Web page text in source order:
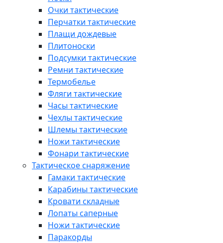
Очки тактические
Перчатки тактические
Плащи дождевые
Плитоноски
Подсумки тактические
Ремни тактические
Термобелье
Фляги тактические
Часы тактические
Чехлы тактические
Шлемы тактические
Ножи тактические
Фонари тактические
Тактическое снаряжение
Гамаки тактические
Карабины тактические
Кровати складные
Лопаты саперные
Ножи тактические
Паракорды